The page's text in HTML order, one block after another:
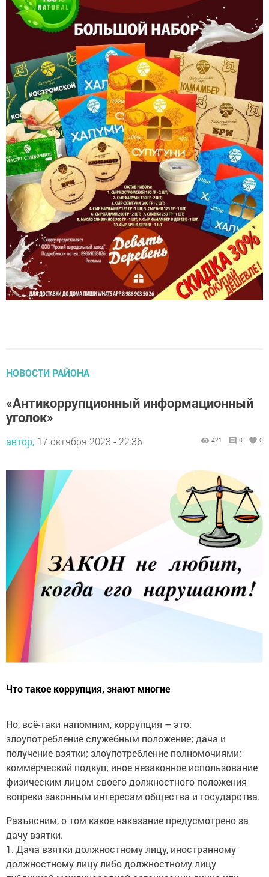
НОВОСТИ РАЙОНА
«Антикоррупционный информационный
уголок»
злоупотребление служебным положение; дача и
получение взятки; злоупотребление полномочиями;
коммерческий подкуп; иное незаконное использование
физическим лицом своего должностного положения
вопреки законным интересам общества и государства.
дачу взятки.
1. Дача взятки должностному лицу, иностранному
должностному лицу либо должностному лицу
публичной международной организации лично или